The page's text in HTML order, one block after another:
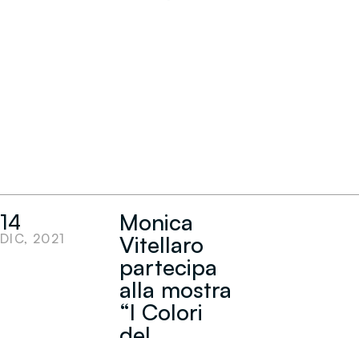
14
DIC, 2021
Monica
Vitellaro
partecipa
alla mostra
“I Colori